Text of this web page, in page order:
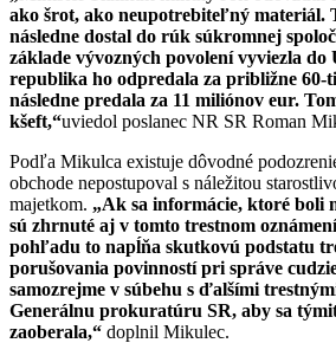
ako šrot, ako neupotrebiteľný materiál.
následne dostal do rúk súkromnej
základe vývozných povolení vyviezla do
republika ho odpredala za približne 60-
následne predala za 11 miliónov eur.
kšeft,“uviedol poslanec NR SR Roman
Podľa Mikulca existuje dôvodné
obchode nepostupoval s náležitou
majetkom. „Ak sa informácie, ktoré boli
sú zhrnuté aj v tomto trestnom
pohľadu to napĺňa skutkovú podstatu
porušovania povinností pri správe
samozrejme v súbehu s ďalšími
Generálnu prokuratúru SR, aby sa
zaoberala,“ doplnil Mikulec.